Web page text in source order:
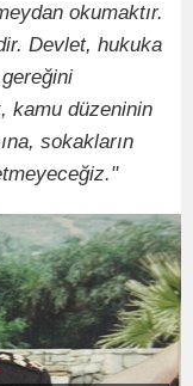
okumaktır.
Devlet, hukuka
kamu düzeninin
sokakların